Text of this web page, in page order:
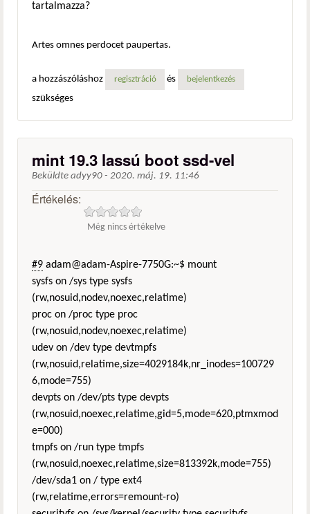
tartalmazza?
Artes omnes perdocet paupertas.
a hozzászóláshoz regisztráció és bejelentkezés
szükséges
mint 19.3 lassú boot ssd-vel
Beküldte adyy90 - 2020. máj. 19. 11:46
Értékelés:
Még nincs értékelve
#9 adam@adam-Aspire-7750G:~$ mount
sysfs on /sys type sysfs
(rw,nosuid,nodev,noexec,relatime)
proc on /proc type proc
(rw,nosuid,nodev,noexec,relatime)
udev on /dev type devtmpfs
(rw,nosuid,relatime,size=4029184k,nr_inodes=100729
6,mode=755)
devpts on /dev/pts type devpts
(rw,nosuid,noexec,relatime,gid=5,mode=620,ptmxmod
e=000)
tmpfs on /run type tmpfs
(rw,nosuid,noexec,relatime,size=813392k,mode=755)
/dev/sda1 on / type ext4
(rw,relatime,errors=remount-ro)